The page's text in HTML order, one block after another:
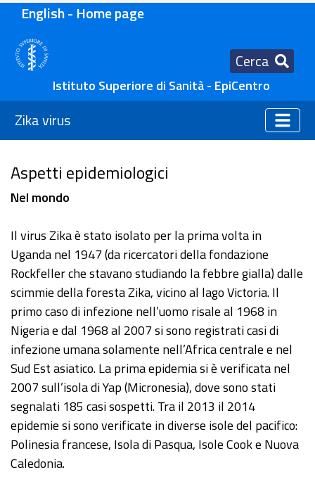
English - Home page
Cerca
Istituto Superiore di Sanità - EpiCentro
Zika virus
Aspetti epidemiologici
Nel mondo
Il virus Zika è stato isolato per la prima volta in
Uganda nel 1947 (da ricercatori della fondazione
Rockfeller che stavano studiando la febbre gialla) dalle
scimmie della foresta Zika, vicino al lago Victoria. Il
primo caso di infezione nell’uomo risale al 1968 in
Nigeria e dal 1968 al 2007 si sono registrati casi di
infezione umana solamente nell’Africa centrale e nel
Sud Est asiatico. La prima epidemia si è verificata nel
2007 sull’isola di Yap (Micronesia), dove sono stati
segnalati 185 casi sospetti. Tra il 2013 il 2014
epidemie si sono verificate in diverse isole del pacifico:
Polinesia francese, Isola di Pasqua, Isole Cook e Nuova
Caledonia.